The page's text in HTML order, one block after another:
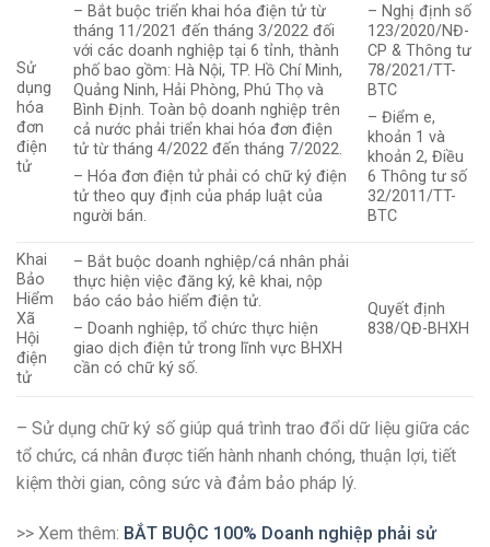
Sử
dụng
hóa
đơn
điện
tử
– Bắt buộc triển khai hóa điện tử từ
tháng 11/2021 đến tháng 3/2022 đối
với các doanh nghiệp tại 6 tỉnh, thành
phố bao gồm: Hà Nội, TP. Hồ Chí Minh,
Quảng Ninh, Hải Phòng, Phú Thọ và
Bình Định. Toàn bộ doanh nghiệp trên
cả nước phải triển khai hóa đơn điện
tử từ tháng 4/2022 đến tháng 7/2022.
– Hóa đơn điện tử phải có chữ ký điện
tử theo quy định của pháp luật của
người bán.
– Nghị định số
123/2020/NĐ-
CP & Thông tư
78/2021/TT-
BTC
– Điểm e,
khoản 1 và
khoản 2, Điều
6 Thông tư số
32/2011/TT-
BTC
Khai
Bảo
Hiểm
Xã
Hội
điện
tử
– Bắt buộc doanh nghiệp/cá nhân phải
thực hiện việc đăng ký, kê khai, nộp
báo cáo bảo hiểm điện tử.
– Doanh nghiệp, tổ chức thực hiện
giao dịch điện tử trong lĩnh vực BHXH
cần có chữ ký số.
Quyết định
838/QĐ-BHXH
– Sử dụng chữ ký số giúp quá trình trao đổi dữ liệu giữa các
tổ chức, cá nhân được tiến hành nhanh chóng, thuận lợi, tiết
kiệm thời gian, công sức và đảm bảo pháp lý.
>> Xem thêm: BẮT BUỘC 100% Doanh nghiệp phải sử